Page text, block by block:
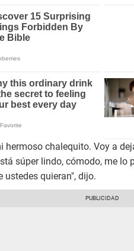
hermoso chalequito. Voy a
súper lindo, cómodo, me
ustedes quieran", dijo.